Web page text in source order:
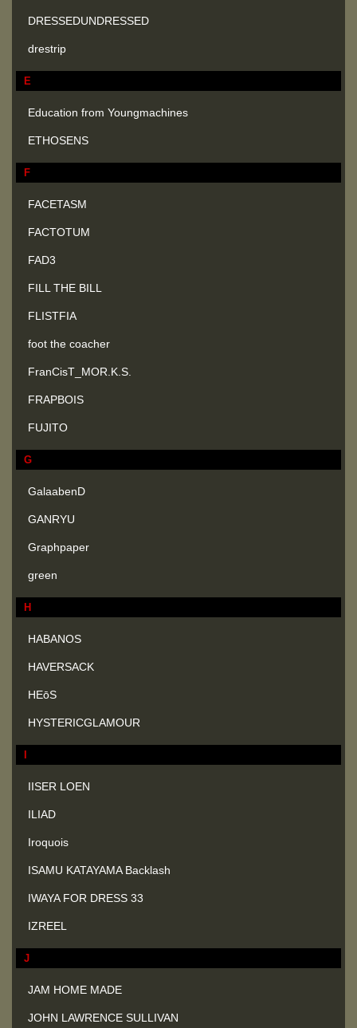
DRESSEDUNDRESSED
drestrip
E
Education from Youngmachines
ETHOSENS
F
FACETASM
FACTOTUM
FAD3
FILL THE BILL
FLISTFIA
foot the coacher
FranCisT_MOR.K.S.
FRAPBOIS
FUJITO
G
GalaabenD
GANRYU
Graphpaper
green
H
HABANOS
HAVERSACK
HEōS
HYSTERICGLAMOUR
I
IISER LOEN
ILIAD
Iroquois
ISAMU KATAYAMA Backlash
IWAYA FOR DRESS 33
IZREEL
J
JAM HOME MADE
JOHN LAWRENCE SULLIVAN